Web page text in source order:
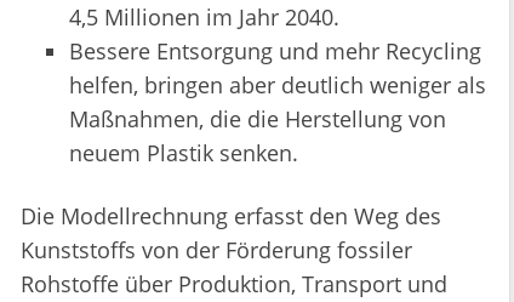
4,5 Millionen im Jahr 2040.
Bessere Entsorgung und mehr Recycling
helfen, bringen aber deutlich weniger als
Maßnahmen, die die Herstellung von
neuem Plastik senken.
Die Modellrechnung erfasst den Weg des
Kunststoffs von der Förderung fossiler
Rohstoffe über Produktion, Transport und